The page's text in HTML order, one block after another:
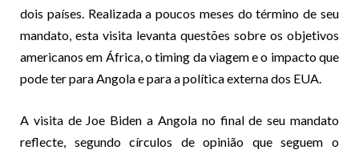
dois países. Realizada a poucos meses do término de seu
mandato, esta visita levanta questões sobre os objetivos
americanos em África, o timing da viagem e o impacto que
pode ter para Angola e para a política externa dos EUA.
A visita de Joe Biden a Angola no final de seu mandato
reflecte, segundo círculos de opinião que seguem o